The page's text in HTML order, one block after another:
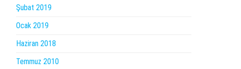
Şubat 2019
Ocak 2019
Haziran 2018
Temmuz 2010